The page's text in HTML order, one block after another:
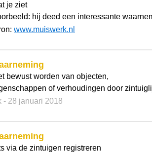
je ziet
hij deed een interessante
www.muiswerk.nl
bewust worden van objecten,
of verhoudingen door
- 28 januari 2018
via de zintuigen registreren